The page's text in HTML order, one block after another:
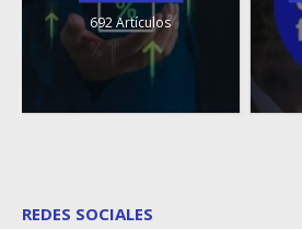
692 Artículos
REDES SOCIALES